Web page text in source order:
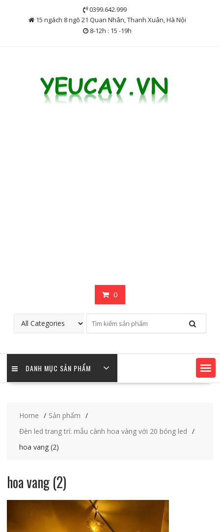
0399.642.999
15 ngách 8 ngõ 21 Quan Nhân, Thanh Xuân, Hà Nội
8-12h : 15 -19h
0
DANH MỤC SẢN PHẨM
Home
Sản phẩm
Đèn led trang trí: mẫu cành hoa vàng với 20 bóng led
hoa vang (2)
hoa vang (2)